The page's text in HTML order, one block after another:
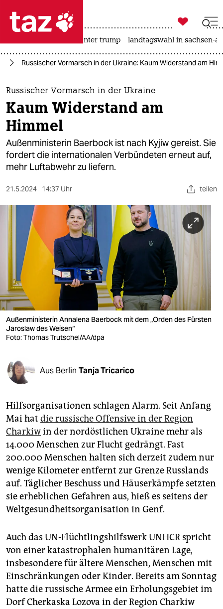
 taz zahl ich
taz zahl ich
themen
politik
öko
gesellschaft
sport
berlin
nord
wahrheit
verlag
verlag
veranstaltungen
fragen & hilfe
abo
genossenschaft
epaper login

taz zahl ich
usa unter trump landtagswahl in sachsen-
Russischer Vormarsch in der Ukraine: Kaum Widerstand am
Russischer Vormarsch in der Ukraine
Kaum Widerstand am
Himmel
Außenministerin Baerbock ist nach Kyjiw gereist. Sie
fordert die internationalen Verbündeten erneut auf,
mehr Luftabwehr zu liefern.
21.5.2024 14:37 Uhr teilen
Außenministerin Annalena Baerbock mit dem „Orden des Fürsten
Jaroslaw des Weisen“
Foto: Thomas Trutschel/AA/dpa
Aus Berlin Tanja Tricarico
Hilfsorganisationen schlagen Alarm. Seit Anfang
Mai hat die russische Offensive in der Region
Charkiwin der nordöstlichen Ukraine mehr als
14.000 Menschen zur Flucht gedrängt. Fast
200.000 Menschen halten sich derzeit zudem nur
wenige Kilometer entfernt zur Grenze Russlands
auf. Täglicher Beschuss und Häuserkämpfe setzten
sie erheblichen Gefahren aus, hieß es seitens der
Weltgesundheitsorganisation in Genf.
Auch das UN-Flüchtlingshilfswerk UNHCR spricht
von einer katastrophalen humanitären Lage,
insbesondere für ältere Menschen, Menschen mit
Einschränkungen oder Kinder. Bereits am Sonntag
hatte die russische Armee ein Erholungsgebiet im
Dorf Cherkaska Lozova in der Region Charkiw